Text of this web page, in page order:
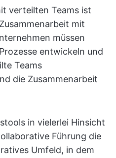
verteilten Teams ist
mit
müssen
entwickeln und
Teams
die Zusammenarbeit
in vielerlei Hinsicht
Führung die
Umfeld, in dem